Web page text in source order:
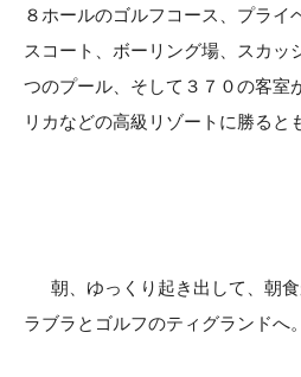
８ホールのゴルフコース、プライ
スコート、ボーリング場、スカッ
つのプール、そして３７０の客室
リカなどの高級リゾートに勝ると
朝、ゆっくり起き出して、朝食
ラブラとゴルフのティグランドへ。